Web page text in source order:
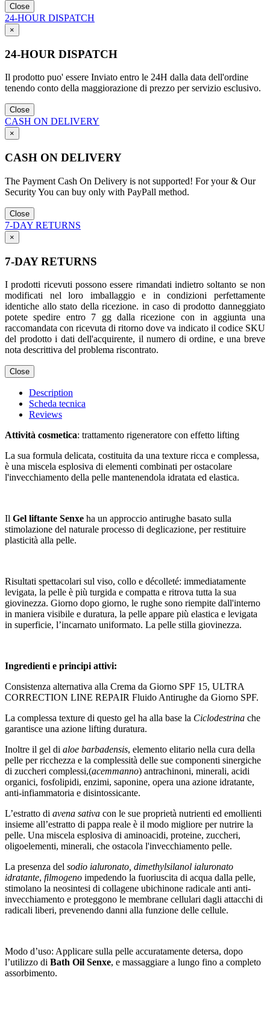
Close
24-HOUR DISPATCH
×
24-HOUR DISPATCH
Il prodotto puo' essere Inviato entro le 24H dalla data dell'ordine
tenendo conto della maggiorazione di prezzo per servizio esclusivo.
Close
CASH ON DELIVERY
×
CASH ON DELIVERY
The Payment Cash On Delivery is not supported! For your & Our
Security You can buy only with PayPall method.
Close
7-DAY RETURNS
×
7-DAY RETURNS
I prodotti ricevuti possono essere rimandati indietro soltanto se non
modificati nel loro imballaggio e in condizioni perfettamente
identiche allo stato della ricezione. in caso di prodotto danneggiato
potete spedire entro 7 gg dalla ricezione con in aggiunta una
raccomandata con ricevuta di ritorno dove va indicato il codice SKU
del prodotto i dati dell'acquirente, il numero di ordine, e una breve
nota descrittiva del problema riscontrato.
Close
Description
Scheda tecnica
Reviews
Attività cosmetica: trattamento rigeneratore con effetto lifting
La sua formula delicata, costituita da una texture ricca e complessa,
è una miscela esplosiva di elementi combinati per ostacolare
l'invecchiamento della pelle mantenendola idratata ed elastica.
Il Gel liftante Senxe ha un approccio antirughe basato sulla
stimolazione del naturale processo di deglicazione, per restituire
plasticità alla pelle.
Risultati spettacolari sul viso, collo e décolleté: immediatamente
levigata, la pelle è più turgida e compatta e ritrova tutta la sua
giovinezza. Giorno dopo giorno, le rughe sono riempite dall'interno
in maniera visibile e duratura, la pelle appare più elastica e levigata
in superficie, l’incarnato uniformato. La pelle stilla giovinezza.
Ingredienti e principi attivi:
Consistenza alternativa alla Crema da Giorno SPF 15, ULTRA
CORRECTION LINE REPAIR Fluido Antirughe da Giorno SPF.
La complessa texture di questo gel ha alla base la Ciclodestrina che
garantisce una azione lifting duratura.
Inoltre il gel di aloe barbadensis, elemento elitario nella cura della
pelle per ricchezza e la complessità delle sue componenti sinergiche
di zuccheri complessi,(acemmanno) antrachinoni, minerali, acidi
organici, fosfolipidi, enzimi, saponine, opera una azione idratante,
anti-infiammatoria e disintossicante.
L’estratto di avena sativa con le sue proprietà nutrienti ed emollienti
insieme all’estratto di pappa reale è il modo migliore per nutrire la
pelle. Una miscela esplosiva di aminoacidi, proteine, zuccheri,
oligoelementi, minerali, che ostacola l'invecchiamento pelle.
La presenza del sodio ialuronato, dimethylsilanol ialuronato
idratante, filmogeno impedendo la fuoriuscita di acqua dalla pelle,
stimolano la neosintesi di collagene ubichinone radicale anti anti-
invecchiamento e proteggono le membrane cellulari dagli attacchi di
radicali liberi, prevenendo danni alla funzione delle cellule.
Modo d’uso: Applicare sulla pelle accuratamente detersa, dopo
l’utilizzo di Bath Oil Senxe, e massaggiare a lungo fino a completo
assorbimento.